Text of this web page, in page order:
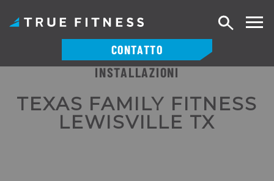
contenuto
CONTATTO
Ricerca
INSTALLAZIONI
TEXAS FAMILY FITNESS
LEWISVILLE TX